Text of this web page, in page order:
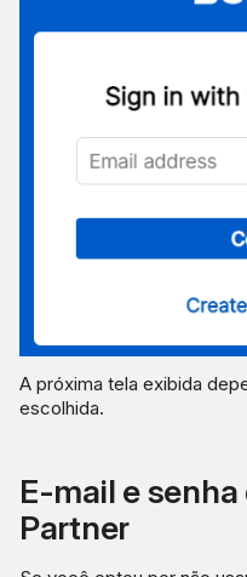
A próxima tela exibida
escolhida.
E-mail e
Partner